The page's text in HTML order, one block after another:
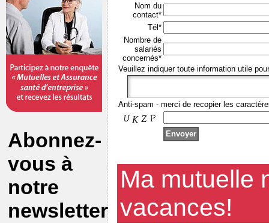
Abonnez-
vous à
notre
newsletter
Nom du
contact*
Tél*
Nombre de
salariés
concernés*
Veuillez indiquer toute information utile
Anti-spam - merci de recopier les
Ma mutuelle
vacances!